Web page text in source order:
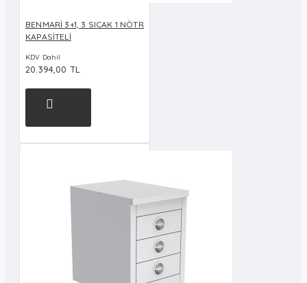
BENMARİ 3+1, 3 SICAK 1 NÖTR
KAPASİTELİ
KDV Dahil
20.394,00 TL